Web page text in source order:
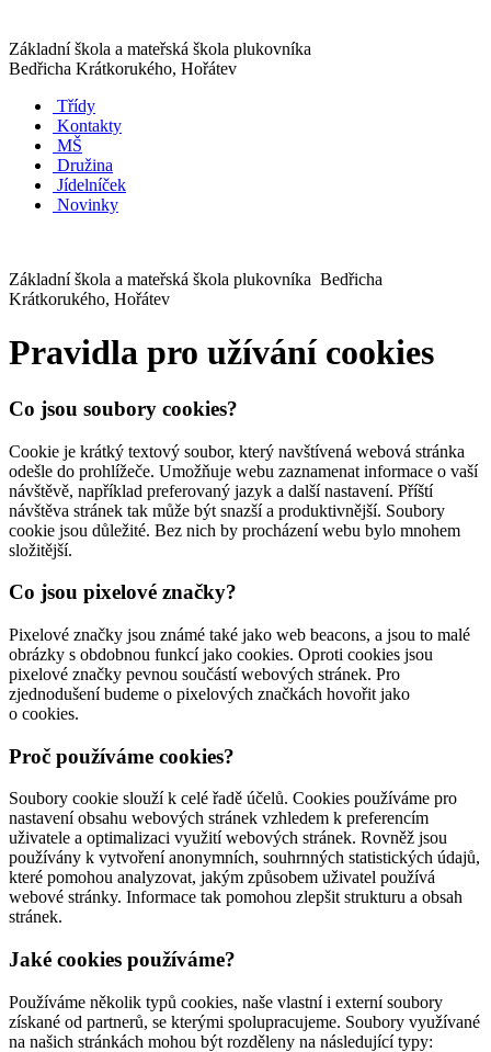
Základní škola a mateřská škola plukovníka
Bedřicha Krátkorukého, Hořátev
Třídy
Kontakty
MŠ
Družina
Jídelníček
Novinky
Základní škola a mateřská škola plukovníka Bedřicha
Krátkorukého, Hořátev
Pravidla pro užívání cookies
Co jsou soubory cookies?
Cookie je krátký textový soubor, který navštívená webová stránka
odešle do prohlížeče. Umožňuje webu zaznamenat informace o vaší
návštěvě, například preferovaný jazyk a další nastavení. Příští
návštěva stránek tak může být snazší a produktivnější. Soubory
cookie jsou důležité. Bez nich by procházení webu bylo mnohem
složitější.
Co jsou pixelové značky?
Pixelové značky jsou známé také jako web beacons, a jsou to malé
obrázky s obdobnou funkcí jako cookies. Oproti cookies jsou
pixelové značky pevnou součástí webových stránek. Pro
zjednodušení budeme o pixelových značkách hovořit jako
o cookies.
Proč používáme cookies?
Soubory cookie slouží k celé řadě účelů. Cookies používáme pro
nastavení obsahu webových stránek vzhledem k preferencím
uživatele a optimalizaci využití webových stránek. Rovněž jsou
používány k vytvoření anonymních, souhrnných statistických údajů,
které pomohou analyzovat, jakým způsobem uživatel používá
webové stránky. Informace tak pomohou zlepšit strukturu a obsah
stránek.
Jaké cookies používáme?
Používáme několik typů cookies, naše vlastní i externí soubory
získané od partnerů, se kterými spolupracujeme. Soubory využívané
na našich stránkách mohou být rozděleny na následující typy: